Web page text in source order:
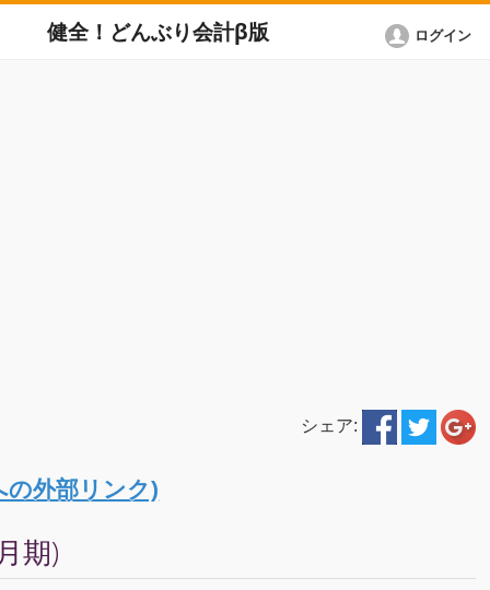
健全！どんぶり会計β版 ログイン
シェア:
の外部リンク)
期)